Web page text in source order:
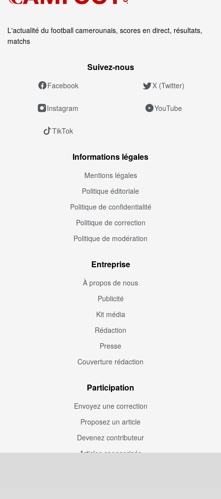
L'actualité du football camerounais, scores en direct, résultats,
matchs
Suivez‑nous
Facebook X (Twitter)
Instagram YouTube
TikTok
Informations légales
Mentions légales
Politique éditoriale
Politique de confidentialité
Politique de correction
Politique de modération
Entreprise
À propos de nous
Publicité
Kit média
Rédaction
Presse
Couverture rédaction
Participation
Envoyez une correction
Proposez un article
Devenez contributeur
Articles sponsorisés